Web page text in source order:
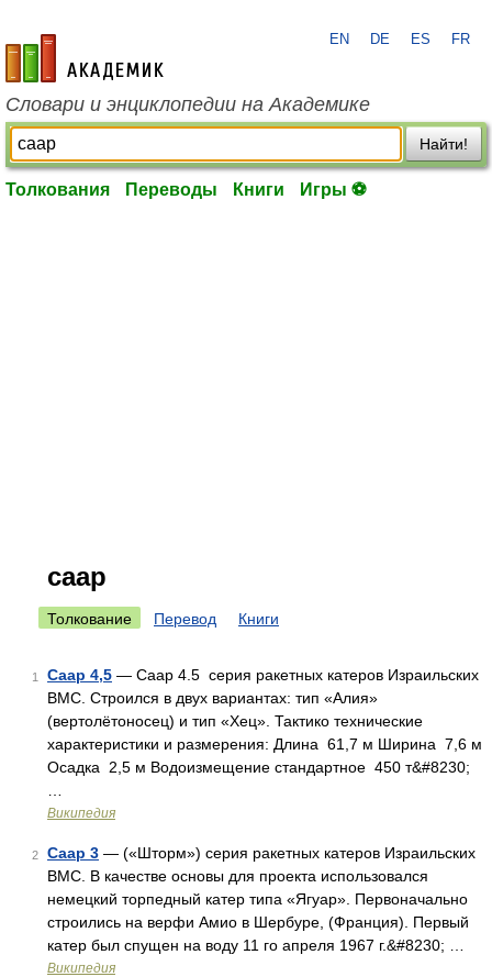
academic.ru
EN DE ES FR
Словари и энциклопедии на Академике
Найти!
Толкования Переводы Книги Игры ⚽
саар
Толкование Перевод Книги
1 Саар 4,5 — Саар 4.5 серия ракетных катеров Израильских
ВМС. Строился в двух вариантах: тип «Алия»
(вертолётоносец) и тип «Хец». Тактико технические
характеристики и размерения: Длина 61,7 м Ширина 7,6 м
Осадка 2,5 м Водоизмещение стандартное 450 т&#8230;
Википедия
2 Саар 3 — («Шторм») серия ракетных катеров Израильских
ВМС. В качестве основы для проекта использовался
немецкий торпедный катер типа «Ягуар». Первоначально
строились на верфи Амио в Шербуре, (Франция). Первый
катер был спущен на воду 11 го апреля 1967 г.&#8230; …
Википедия